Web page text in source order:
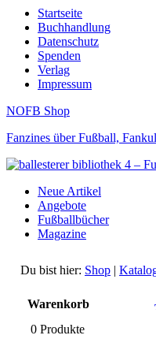
Startseite
Buchhandlung
Datenschutz
Spenden
Verlag
Impressum
NOFB Shop
Fanzines über Fußball,
Neue Artikel
Angebote
Fußballbücher
Magazine
Du bist hier: Shop |
Warenkorb
0 Produkte